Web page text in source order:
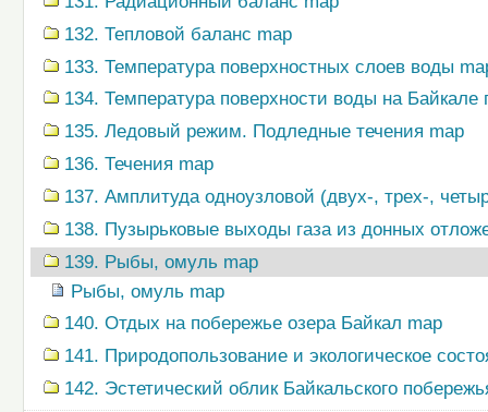
132. Тепловой баланс map
133. Температура поверхностных слоев воды
134. Температура поверхности воды на
135. Ледовый режим. Подледные течения map
136. Течения map
137. Амплитуда одноузловой (двух-, трех-,
138. Пузырьковые выходы газа из донных
139. Рыбы, омуль map
Рыбы, омуль map
140. Отдых на побережье озера Байкал map
141. Природопользование и экологическое
142. Эстетический облик Байкальского